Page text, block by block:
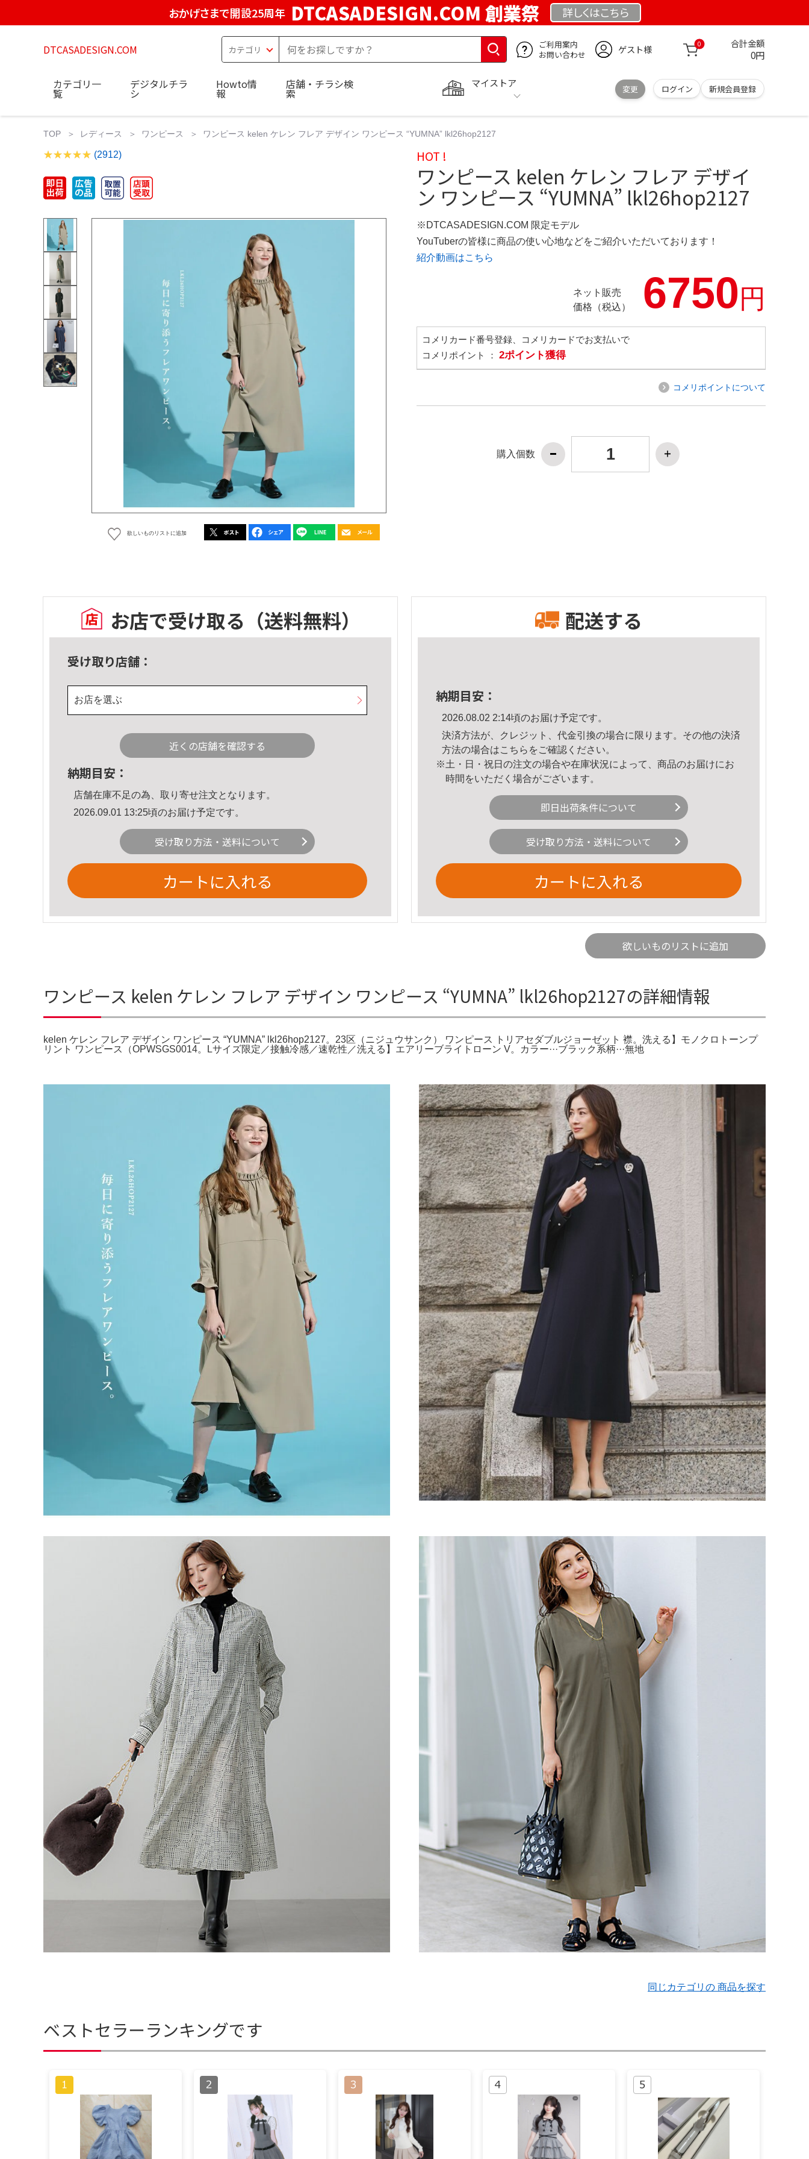
おかげさまで開設25周年 DTCASADESIGN.COM 創業祭 詳しくはこちら
DTCASADESIGN.COM
ご利用案内
お問い合わせ
ゲスト様 0 合計金額
0円
マイストア
変更 ログイン 新規会員登録
カテゴリ一
覧
デジタルチラ
シ
Howto情
報
店舗・チラシ検
索
TOP レディース ワンピース ワンピース kelen ケレン フレア デザイン ワンピース “YUMNA” lkl26hop2127
(2912)
欲しいものリストに追加
HOT !
ワンピース kelen ケレン フレア デザイ
ン ワンピース “YUMNA” lkl26hop2127
※DTCASADESIGN.COM 限定モデル
YouTuberの皆様に商品の使い心地などをご紹介いただいております！
紹介動画はこちら
ネット販売
価格（税込）
6750円
コメリカード番号登録、コメリカードでお支払いで
コメリポイント ： 2ポイント獲得
コメリポイントについて
購入個数
お店で受け取る （送料無料）
受け取り店舗：
お店を選ぶ
近くの店舗を確認する
納期目安：
店舗在庫不足の為、取り寄せ注文となります。
2026.09.01 13:25頃のお届け予定です。
受け取り方法・送料について
カートに入れる
配送する
納期目安：
2026.08.02 2:14頃のお届け予定です。
決済方法が、クレジット、代金引換の場合に限ります。その他の決済
方法の場合はこちら をご確認ください。
※土・日・祝日の注文の場合や在庫状況によって、商品のお届けにお
時間をいただく場合がございます。
即日出荷条件について
受け取り方法・送料について
カートに入れる
欲しいものリストに追加
ワンピース kelen ケレン フレア デザイン ワンピース “YUMNA” lkl26hop2127の詳細情報
kelen ケレン フレア デザイン ワンピース “YUMNA” lkl26hop2127。23区（ニジュウサンク） ワンピース トリアセダブルジョーゼット 襟。洗える】モノクロトーンプ
リント ワンピース（OPWSGS0014。Lサイズ限定／接触冷感／速乾性／洗える】エアリーブライトローン V。カラー···ブラック系柄···無地
同じカテゴリの 商品を探す
ベストセラーランキングです